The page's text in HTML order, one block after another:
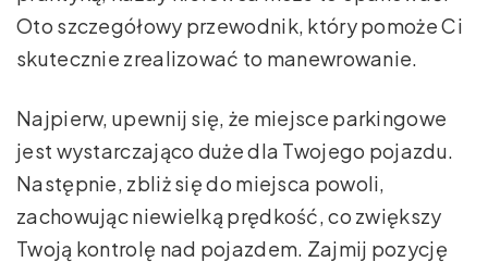
Oto szczegółowy przewodnik, który pomoże Ci
skutecznie zrealizować to manewrowanie.
Najpierw, upewnij się, że miejsce parkingowe
jest wystarczająco duże dla Twojego pojazdu.
Następnie, zbliż się do miejsca powoli,
zachowując niewielką prędkość, co zwiększy
Twoją kontrolę nad pojazdem. Zajmij pozycję